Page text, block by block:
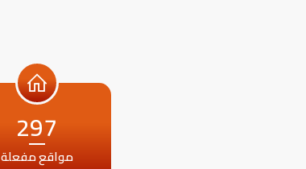
297
مواقع مفعلة